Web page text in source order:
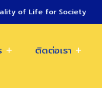
of Life for Society
ติดต่อเรา